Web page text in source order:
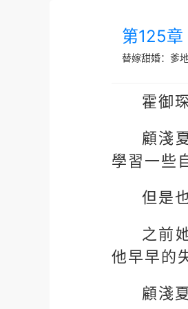
第125章
替嫁甜婚：爹
霍御
顧淺
學習一些
但是
之前
他早早的
顧淺